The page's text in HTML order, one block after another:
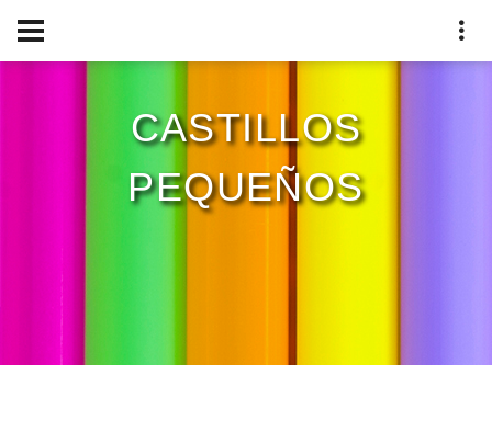
CASTILLOS
PEQUEÑOS